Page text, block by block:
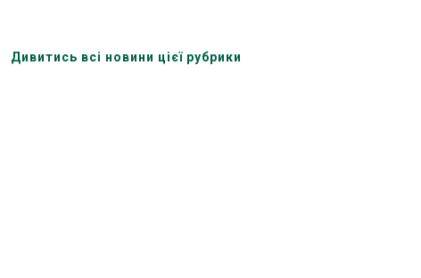
Дивитись всі новини цієї рубрики